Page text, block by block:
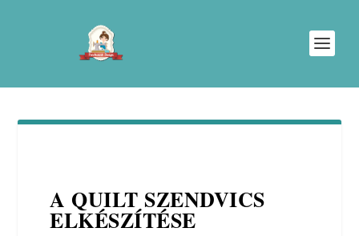
A QUILT SZENDVICS
ELKÉSZÍTÉSE